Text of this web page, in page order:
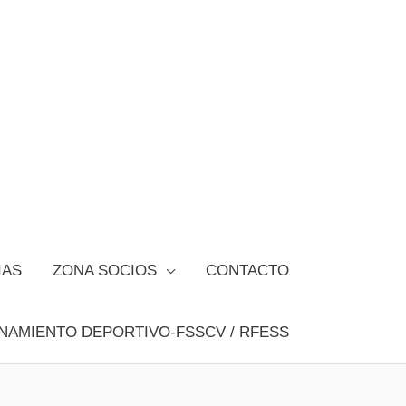
ZONA SOCIOS CONTACTO
DEPORTIVO-FSSCV / RFESS